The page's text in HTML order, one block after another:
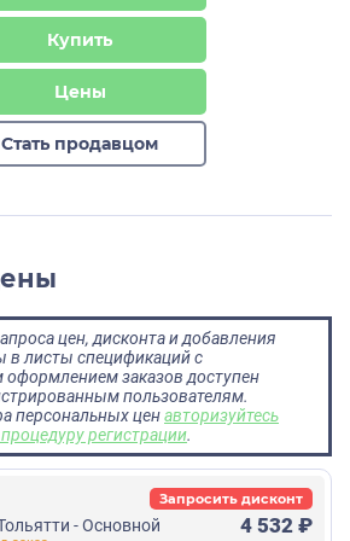
Купить
Цены
Стать продавцом
цен, дисконта и добавления
в листы спецификаций с
заказов доступен
пользователям.
персональных ценавторизуйтесь
регистрации.
- Основной 4 532 ₽
Запросить дисконт